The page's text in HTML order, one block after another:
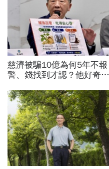
慈濟被騙10億為何5年不報
警、錢找到才認？他好奇：
「擋疫苗」黑鍋只求1件事